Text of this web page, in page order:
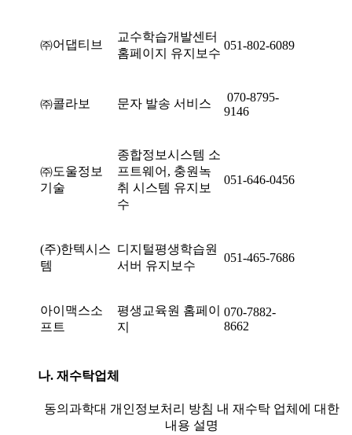
㈜어댑티브
교수학습개발센터
홈페이지 유지보수
051-802-6089
㈜콜라보 문자 발송 서비스
070-8795-
9146
㈜도울정보
기술
종합정보시스템 소
프트웨어, 충원녹
취 시스템 유지보
수
051-646-0456
(주)한텍시스
템
디지털평생학습원
서버 유지보수
051-465-7686
아이맥스소
프트
평생교육원 홈페이
지
070-7882-
8662
나. 재수탁업체
동의과학대 개인정보처리 방침 내 재수탁 업체에 대한
내용 설명